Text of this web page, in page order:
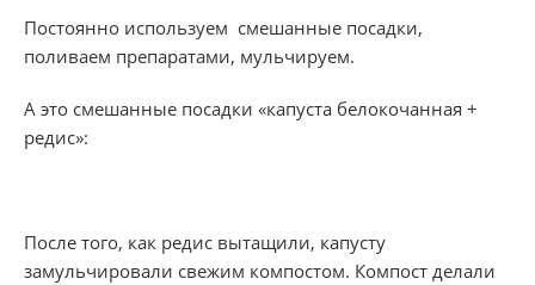
Постоянно используем смешанные посадки,
поливаем препаратами, мульчируем.
А это смешанные посадки «капуста белокочанная +
редис»:
После того, как редис вытащили, капусту
замульчировали свежим компостом. Компост делали